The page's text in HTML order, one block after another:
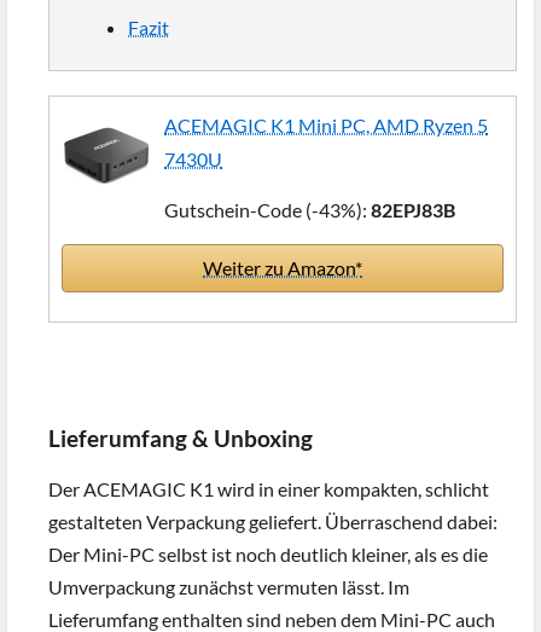
Fazit
ACEMAGIC K1 Mini PC, AMD Ryzen 5
7430U
Gutschein-Code (-43%): 82EPJ83B
Weiter zu Amazon*
Lieferumfang & Unboxing
Der ACEMAGIC K1 wird in einer kompakten, schlicht
gestalteten Verpackung geliefert. Überraschend dabei:
Der Mini-PC selbst ist noch deutlich kleiner, als es die
Umverpackung zunächst vermuten lässt. Im
Lieferumfang enthalten sind neben dem Mini-PC auch